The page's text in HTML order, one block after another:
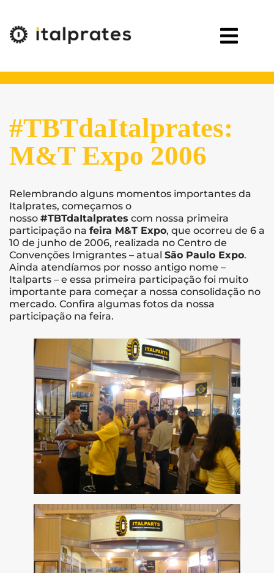
#TBTdaItalprates:
M&T Expo 2006
Relembrando alguns momentos importantes da
Italprates, começamos o
nosso #TBTdaItalprates com nossa primeira
participação na feira M&T Expo, que ocorreu de 6 a
10 de junho de 2006, realizada no Centro de
Convenções Imigrantes – atual São Paulo Expo.
Ainda atendíamos por nosso antigo nome –
Italparts – e essa primeira participação foi muito
importante para começar a nossa consolidação no
mercado. Confira algumas fotos da nossa
participação na feira.